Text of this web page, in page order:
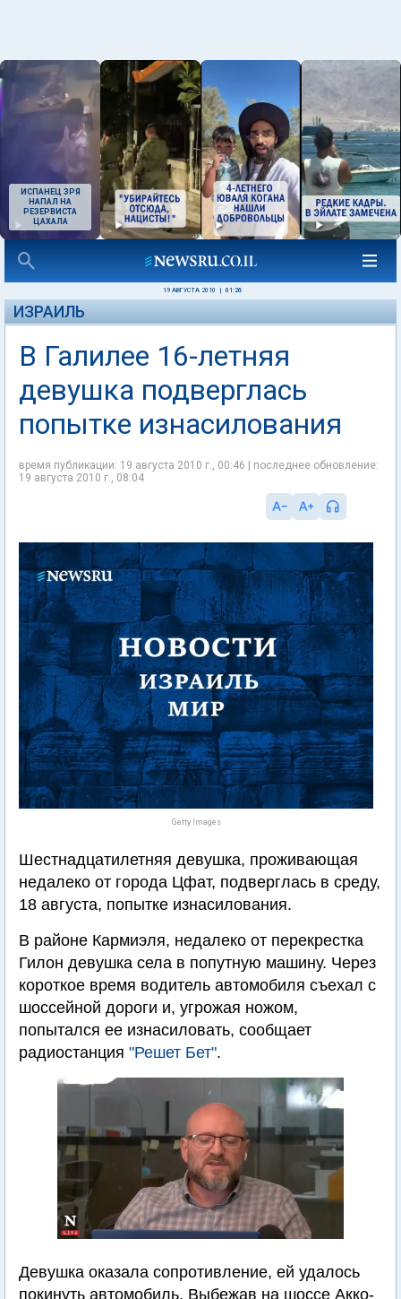
ИСПАНЕЦ ЗРЯ
НАПАЛ НА
РЕЗЕРВИСТА
ЦАХАЛА
19 АВГУСТА 2010 01:26
ИЗРАИЛЬ
В Галилее 16-летняя
девушка подверглась
попытке изнасилования
время публикации: 19 августа 2010 г., 00:46 | последнее обновление:
19 августа 2010 г., 08:04
Getty Images
Шестнадцатилетняя девушка, проживающая
недалеко от города Цфат, подверглась в среду,
18 августа, попытке изнасилования.
В районе Кармиэля, недалеко от перекрестка
Гилон девушка села в попутную машину. Через
короткое время водитель автомобиля съехал с
шоссейной дороги и, угрожая ножом,
попытался ее изнасиловать, сообщает
радиостанция "Решет Бет".
Девушка оказала сопротивление, ей удалось
покинуть автомобиль. Выбежав на шоссе Акко-